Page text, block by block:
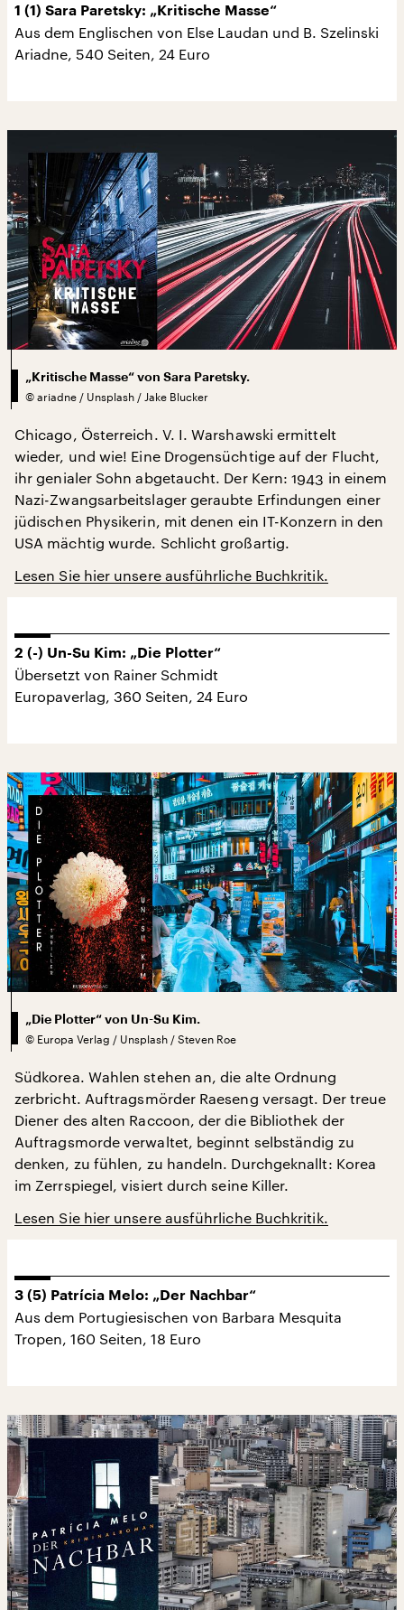
1 (1) Sara Paretsky: „Kritische Masse“
Aus dem Englischen von Else Laudan und B. Szelinski
Ariadne, 540 Seiten, 24 Euro
„Kritische Masse“ von Sara Paretsky.
© ariadne / Unsplash / Jake Blucker
Chicago, Österreich. V. I. Warshawski ermittelt
wieder, und wie! Eine Drogensüchtige auf der Flucht,
ihr genialer Sohn abgetaucht. Der Kern: 1943 in einem
Nazi-Zwangsarbeitslager geraubte Erfindungen einer
jüdischen Physikerin, mit denen ein IT-Konzern in den
USA mächtig wurde. Schlicht großartig.
Lesen Sie hier unsere ausführliche Buchkritik.
2 (-) Un-Su Kim: „Die Plotter“
Übersetzt von Rainer Schmidt
Europaverlag, 360 Seiten, 24 Euro
„Die Plotter“ von Un-Su Kim.
© Europa Verlag / Unsplash / Steven Roe
Südkorea. Wahlen stehen an, die alte Ordnung
zerbricht. Auftragsmörder Raeseng versagt. Der treue
Diener des alten Raccoon, der die Bibliothek der
Auftragsmorde verwaltet, beginnt selbständig zu
denken, zu fühlen, zu handeln. Durchgeknallt: Korea
im Zerrspiegel, visiert durch seine Killer.
Lesen Sie hier unsere ausführliche Buchkritik.
3 (5) Patrícia Melo: „Der Nachbar“
Aus dem Portugiesischen von Barbara Mesquita
Tropen, 160 Seiten, 18 Euro